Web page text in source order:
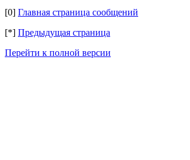
[0] Главная страница сообщений
[*] Предыдущая страница
Перейти к полной версии